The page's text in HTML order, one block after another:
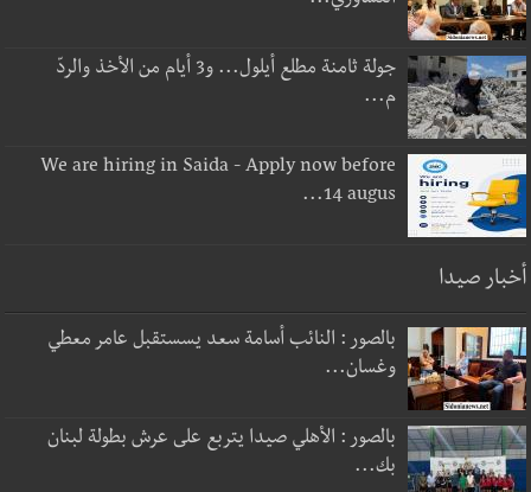
جولة ثامنة مطلع أيلول... و3 أيام من الأخذ والردّ
م...
We are hiring in Saida - Apply now before
14 augus...
أخبار صيدا
بالصور : النائب أسامة سعد يسستقبل عامر معطي
وغسان...
بالصور : الأهلي صيدا يتربع على عرش بطولة لبنان
بك...